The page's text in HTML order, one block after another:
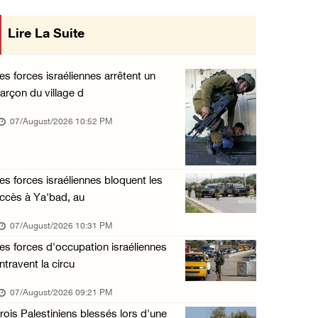
Khalayel al-Louz : des colons attaquent un c ...
07/August/2026 01:53 PM
Nouvelle attaque de colons à Ramallah : une ...
L’armée israélienne installe un barrage mili ...
07/August/2026 09:18 AM
Nouvelles incursions à Bethléem et Tubas : d ...
07/August/2026 09:03 AM
Jérusalem : l'armée israélienne se retire du ...
mise en œuvre des décisions du Conseil
Central concernant les relations avec
Lire La Suite
forces israéliennes arrêtent un
du village d
07/August/2026 10:52 PM
forces israéliennes bloquent les
à Ya'bad, au
07/August/2026 10:31 PM
forces d'occupation israéliennes
la circu
07/August/2026 09:21 PM
Palestiniens blessés lors d'une